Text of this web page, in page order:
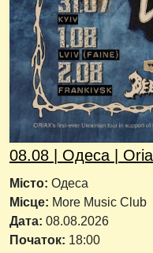
08.08 | Одеса |
Місто: Одеса
Місце: More Music Club
Дата: 08.08.2026
Початок: 18:00